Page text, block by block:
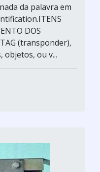
da palavra em
DOS
(transponder),
objetos, ou v...